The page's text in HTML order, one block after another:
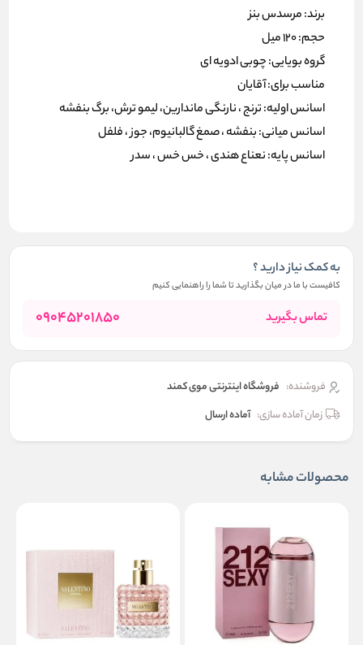
برند: مرسدس بنز
حجم: 120 میل
گروه بویایی: چوبی ادویه ای
مناسب برای: آقایان
اسانس اولیه: ترنج ، نارنگی ماندارین، لیمو ترش، برگ بنفشه
اسانس میانی: بنفشه ، صمغ گالبانیوم، جوز ، فلفل
اسانس پایه: نعناع هندی ، خس خس ، سدر
به کمک نیاز دارید ؟
کافیست با ما در میان بگذارید تا شما را راهنمایی کنیم
تماس بگیرید 09045201850
فروشنده: فروشگاه اینترنتی موی کمند
زمان آماده سازی: آماده ارسال
محصولات مشابه